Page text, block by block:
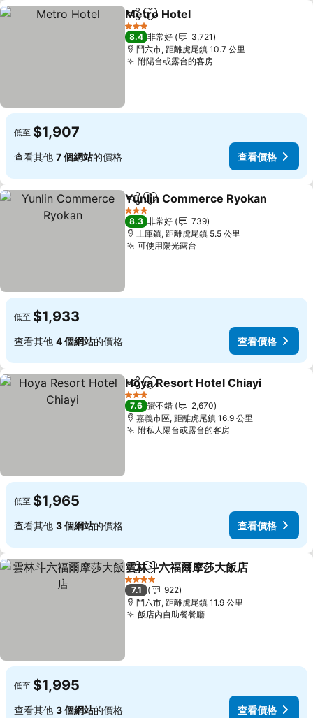
分享 加入我的最愛
Metro Hotel
3 星級
8.4 非常好
3,721
鬥六市, 距離虎尾鎮 10.7 公里
附陽台或露台的客房查看價格
低至 $1,907
查看其他 7 個網站的價格 查看價格
分享 加入我的最愛
Yunlin Commerce Ryokan
3 星級
8.3 非常好
739
土庫鎮, 距離虎尾鎮 5.5 公里
可使用陽光露台
低至 $1,933
查看其他 4 個網站的價格 查看價格
分享 加入我的最愛
Hoya Resort Hotel Chiayi
3 星級
7.6 蠻不錯
2,670
嘉義市區, 距離虎尾鎮 16.9 公里
附私人陽台或露台的客房查看價格
低至 $1,965
查看其他 3 個網站的價格 查看價格
分享 加入我的最愛
雲林斗六福爾摩莎大飯店
4 星級
7.1
922
鬥六市, 距離虎尾鎮 11.9 公里
飯店內自助餐餐廳查看價格
低至 $1,995
查看其他 3 個網站的價格 查看價格